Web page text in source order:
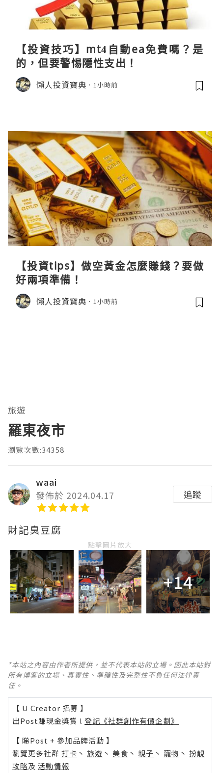
【投資技巧】mt4自動ea免費嗎？是
的，但要警惕隱性支出！
懶人投資寶典 1小時前
【投資tips】做空黃金怎麼賺錢？要做
好兩項準備！
懶人投資寶典 1小時前
旅遊
羅東夜市
瀏覽次數:34358
waai
發佈於 2024.04.17
追蹤
財記臭豆腐
點擊圖片放大
+14
*本站之內容由作者所提供，並不代表本站的立場。因此本站對
所有博客的立場、真實性、準確性及完整性不負任何法律責
任。
【 U Creator 招募 】
出Post賺現金獎賞 l 登記《社群創作有價企劃》
【 睇Post + 參加品牌活動 】
瀏覽更多社群 打卡 丶 旅遊 丶 美食 丶 親子 丶 寵物 丶 扮靚
攻略及 活動情報